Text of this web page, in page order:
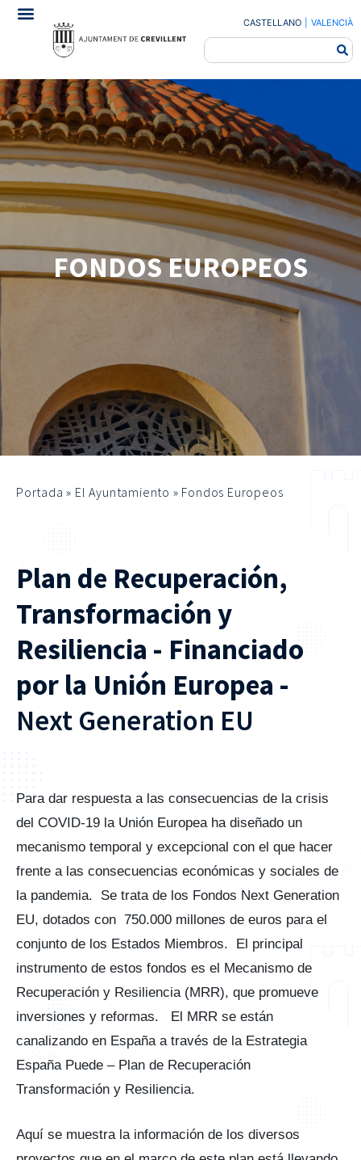
CASTELLANO VALENCIÀ
FONDOS EUROPEOS
Portada » El Ayuntamiento » Fondos Europeos
Plan de Recuperación,
Transformación y
Resiliencia - Financiado
por la Unión Europea -
Next Generation EU
Para dar respuesta a las consecuencias de la crisis
del COVID-19 la Unión Europea ha diseñado un
mecanismo temporal y excepcional con el que hacer
frente a las consecuencias económicas y sociales de
la pandemia. Se trata de los Fondos Next Generation
EU, dotados con 750.000 millones de euros para el
conjunto de los Estados Miembros. El principal
instrumento de estos fondos es el Mecanismo de
Recuperación y Resiliencia (MRR), que promueve
inversiones y reformas. El MRR se están
canalizando en España a través de la Estrategia
España Puede – Plan de Recuperación
Transformación y Resiliencia.
Aquí se muestra la información de los diversos